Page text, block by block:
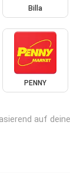
Billa
PENNY
auf